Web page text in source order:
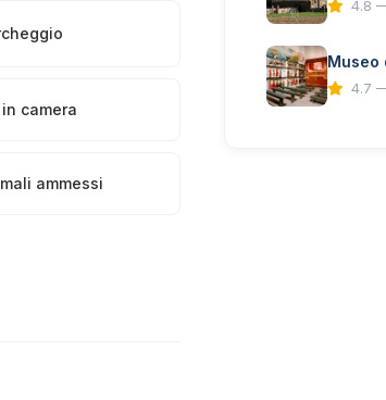
camera
ammessi
4.8
Museo
4.7